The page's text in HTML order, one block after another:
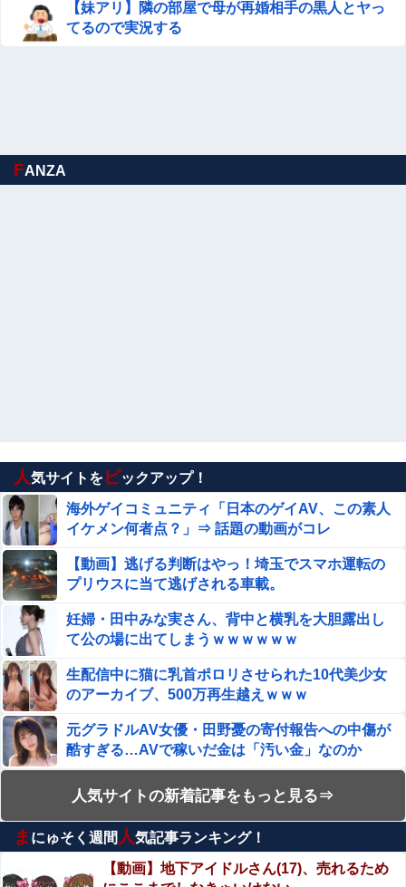
【妹アリ】隣の部屋で母が再婚相手の黒人とヤっ
てるので実況する
FANZA
人気サイトをピックアップ！
海外ゲイコミュニティ「日本のゲイAV、この素人
イケメン何者点？」⇒ 話題の動画がコレ
【動画】逃げる判断はやっ！埼玉でスマホ運転の
プリウスに当て逃げされる車載。
妊婦・田中みな実さん、背中と横乳を大胆露出し
て公の場に出てしまうｗｗｗｗｗｗ
生配信中に猫に乳首ポロリさせられた10代美少女
のアーカイブ、500万再生越えｗｗｗ
元グラドルAV女優・田野憂の寄付報告への中傷が
酷すぎる…AVで稼いだ金は「汚い金」なのか
【閲覧注意】サッカーの試合中に落雷、選手1人が
即死する瞬間が「伝説級の映像」だと話題
に・・・
エロ漫画『冥婚の花嫁～無限快楽地獄～』をraw
やhitomiを使わずに無料で読む方法│五梅
人気サイトの新着記事をもっと見る⇒
ま にゅそく週間 人気記事ランキング！
【動画】地下アイドルさん(17)、売れるため